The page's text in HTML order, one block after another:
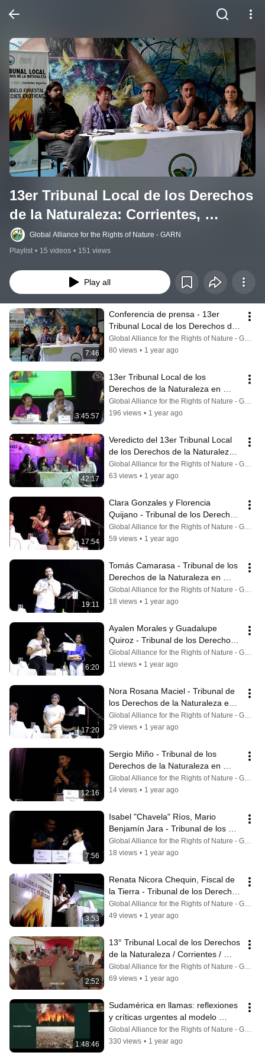
13er Tribunal Local de los Derechos
de la Naturaleza: Corrientes,
Argentina
Global Alliance for the Rights of Nature - GARN
Playlist • 15 videos • 151 views
Play all
7:46
Conferencia de prensa - 13er
Tribunal Local de los Derechos de
la Naturaleza en Corrientes
Global Alliance for the Rights of Nature - GARN
80 views • 1 year ago
3:45:57
13er Tribunal Local de los
Derechos de la Naturaleza en
Corrientes, Argentina
Global Alliance for the Rights of Nature - GARN
196 views • 1 year ago
42:17
Veredicto del 13er Tribunal Local
de los Derechos de la Naturaleza -
Corrientes
Global Alliance for the Rights of Nature - GARN
63 views • 1 year ago
17:54
Clara Gonzales y Florencia
Quijano - Tribunal de los Derechos
de la Naturaleza en Corrientes
Global Alliance for the Rights of Nature - GARN
59 views • 1 year ago
19:11
Tomás Camarasa - Tribunal de los
Derechos de la Naturaleza en
Corrientes
Global Alliance for the Rights of Nature - GARN
18 views • 1 year ago
6:20
Ayalen Morales y Guadalupe
Quiroz - Tribunal de los Derechos
de la Naturaleza en Corrientes
Global Alliance for the Rights of Nature - GARN
11 views • 1 year ago
17:20
Nora Rosana Maciel - Tribunal de
los Derechos de la Naturaleza en
Corrientes
Global Alliance for the Rights of Nature - GARN
29 views • 1 year ago
12:16
Sergio Miño - Tribunal de los
Derechos de la Naturaleza en
Corrientes
Global Alliance for the Rights of Nature - GARN
14 views • 1 year ago
7:56
Isabel "Chavela" Ríos, Mario
Benjamín Jara - Tribunal de los
Derechos de la Naturaleza en
Corrientes
Global Alliance for the Rights of Nature - GARN
18 views • 1 year ago
3:53
Renata Nicora Chequin, Fiscal de
la Tierra - Tribunal de los Derechos
de la Naturaleza en Corrientes
Global Alliance for the Rights of Nature - GARN
49 views • 1 year ago
2:52
13° Tribunal Local de los Derechos
de la Naturaleza / Corrientes /
Argentina / 2024
Global Alliance for the Rights of Nature - GARN
69 views • 1 year ago
1:48:46
Sudamérica en llamas: reflexiones
y críticas urgentes al modelo
forestal en el Cono Sur
Global Alliance for the Rights of Nature - GARN
330 views • 1 year ago